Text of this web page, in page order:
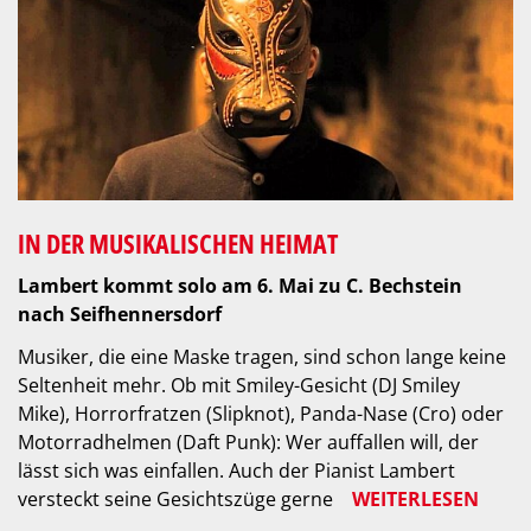
IN DER MUSIKALISCHEN HEIMAT
Lambert kommt solo am 6. Mai zu C. Bechstein
nach Seifhennersdorf
Musiker, die eine Maske tragen, sind schon lange keine
Seltenheit mehr. Ob mit Smiley-Gesicht (DJ Smiley
Mike), Horrorfratzen (Slipknot), Panda-Nase (Cro) oder
Motorradhelmen (Daft Punk): Wer auffallen will, der
lässt sich was einfallen. Auch der Pianist Lambert
versteckt seine Gesichtszüge gerne
WEITERLESEN